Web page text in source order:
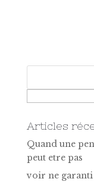
Articles
Quand une
peut etre pas
voir ne garanti